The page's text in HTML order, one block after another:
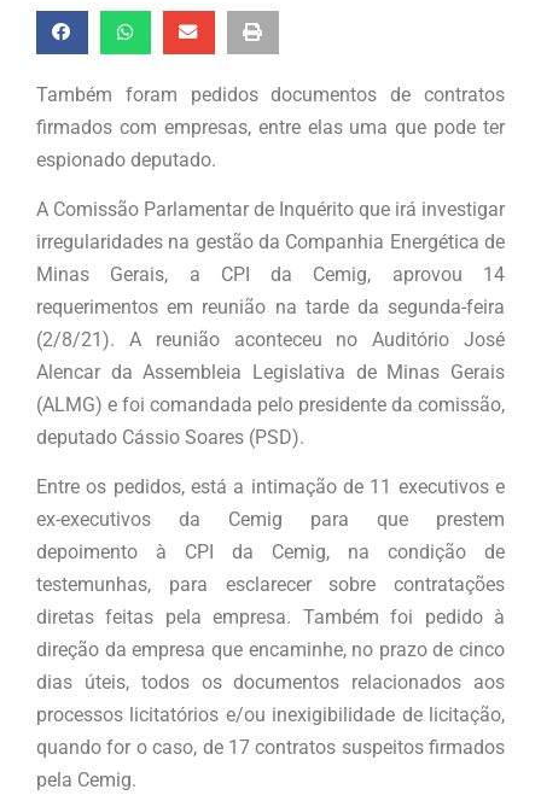
Também foram pedidos documentos de contratos
firmados com empresas, entre elas uma que pode ter
espionado deputado.
A Comissão Parlamentar de Inquérito que irá investigar
irregularidades na gestão da Companhia Energética de
Minas Gerais, a CPI da Cemig, aprovou 14
requerimentos em reunião na tarde da segunda-feira
(2/8/21). A reunião aconteceu no Auditório José
Alencar da Assembleia Legislativa de Minas Gerais
(ALMG) e foi comandada pelo presidente da comissão,
deputado Cássio Soares (PSD).
Entre os pedidos, está a intimação de 11 executivos e
ex-executivos da Cemig para que prestem
depoimento à CPI da Cemig, na condição de
testemunhas, para esclarecer sobre contratações
diretas feitas pela empresa. Também foi pedido à
direção da empresa que encaminhe, no prazo de cinco
dias úteis, todos os documentos relacionados aos
processos licitatórios e/ou inexigibilidade de licitação,
quando for o caso, de 17 contratos suspeitos firmados
pela Cemig.